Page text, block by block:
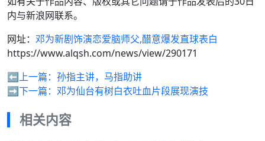
内与新浪网联系。
网址： 邓为新剧饰演恋爱脑师父,醋意爆发直球表白
https://www.alqsh.com/news/view/290171
⬅️上一篇： 孙指主讲，马指助讲
➡️下一篇： 邓为仙台有树白衣吐血片段展现演技
相关内容